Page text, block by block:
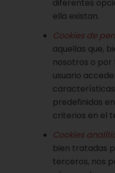
diferentes
ella existan.
Cookies de
aquellas que,
nosotros o
usuario
predefinidas
criterios en el
Cookies
bien tratadas
terceros, nos